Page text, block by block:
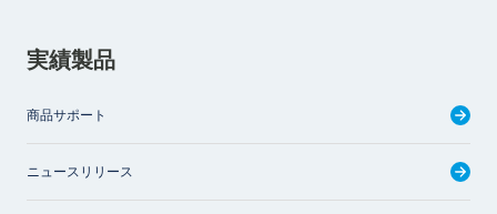
実績製品
商品サポート
ニュースリリース